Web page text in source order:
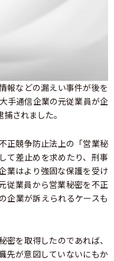
報などの漏えい事件が後を
手通信企業の元従業員が企
されました。
正競争防止法上の「営業秘
て差止めを求めたり、刑事
業はより強固な保護を受け
従業員から営業秘密を不正
企業が訴えられるケースも
を取得したのであれば、
先が意図していないにもか